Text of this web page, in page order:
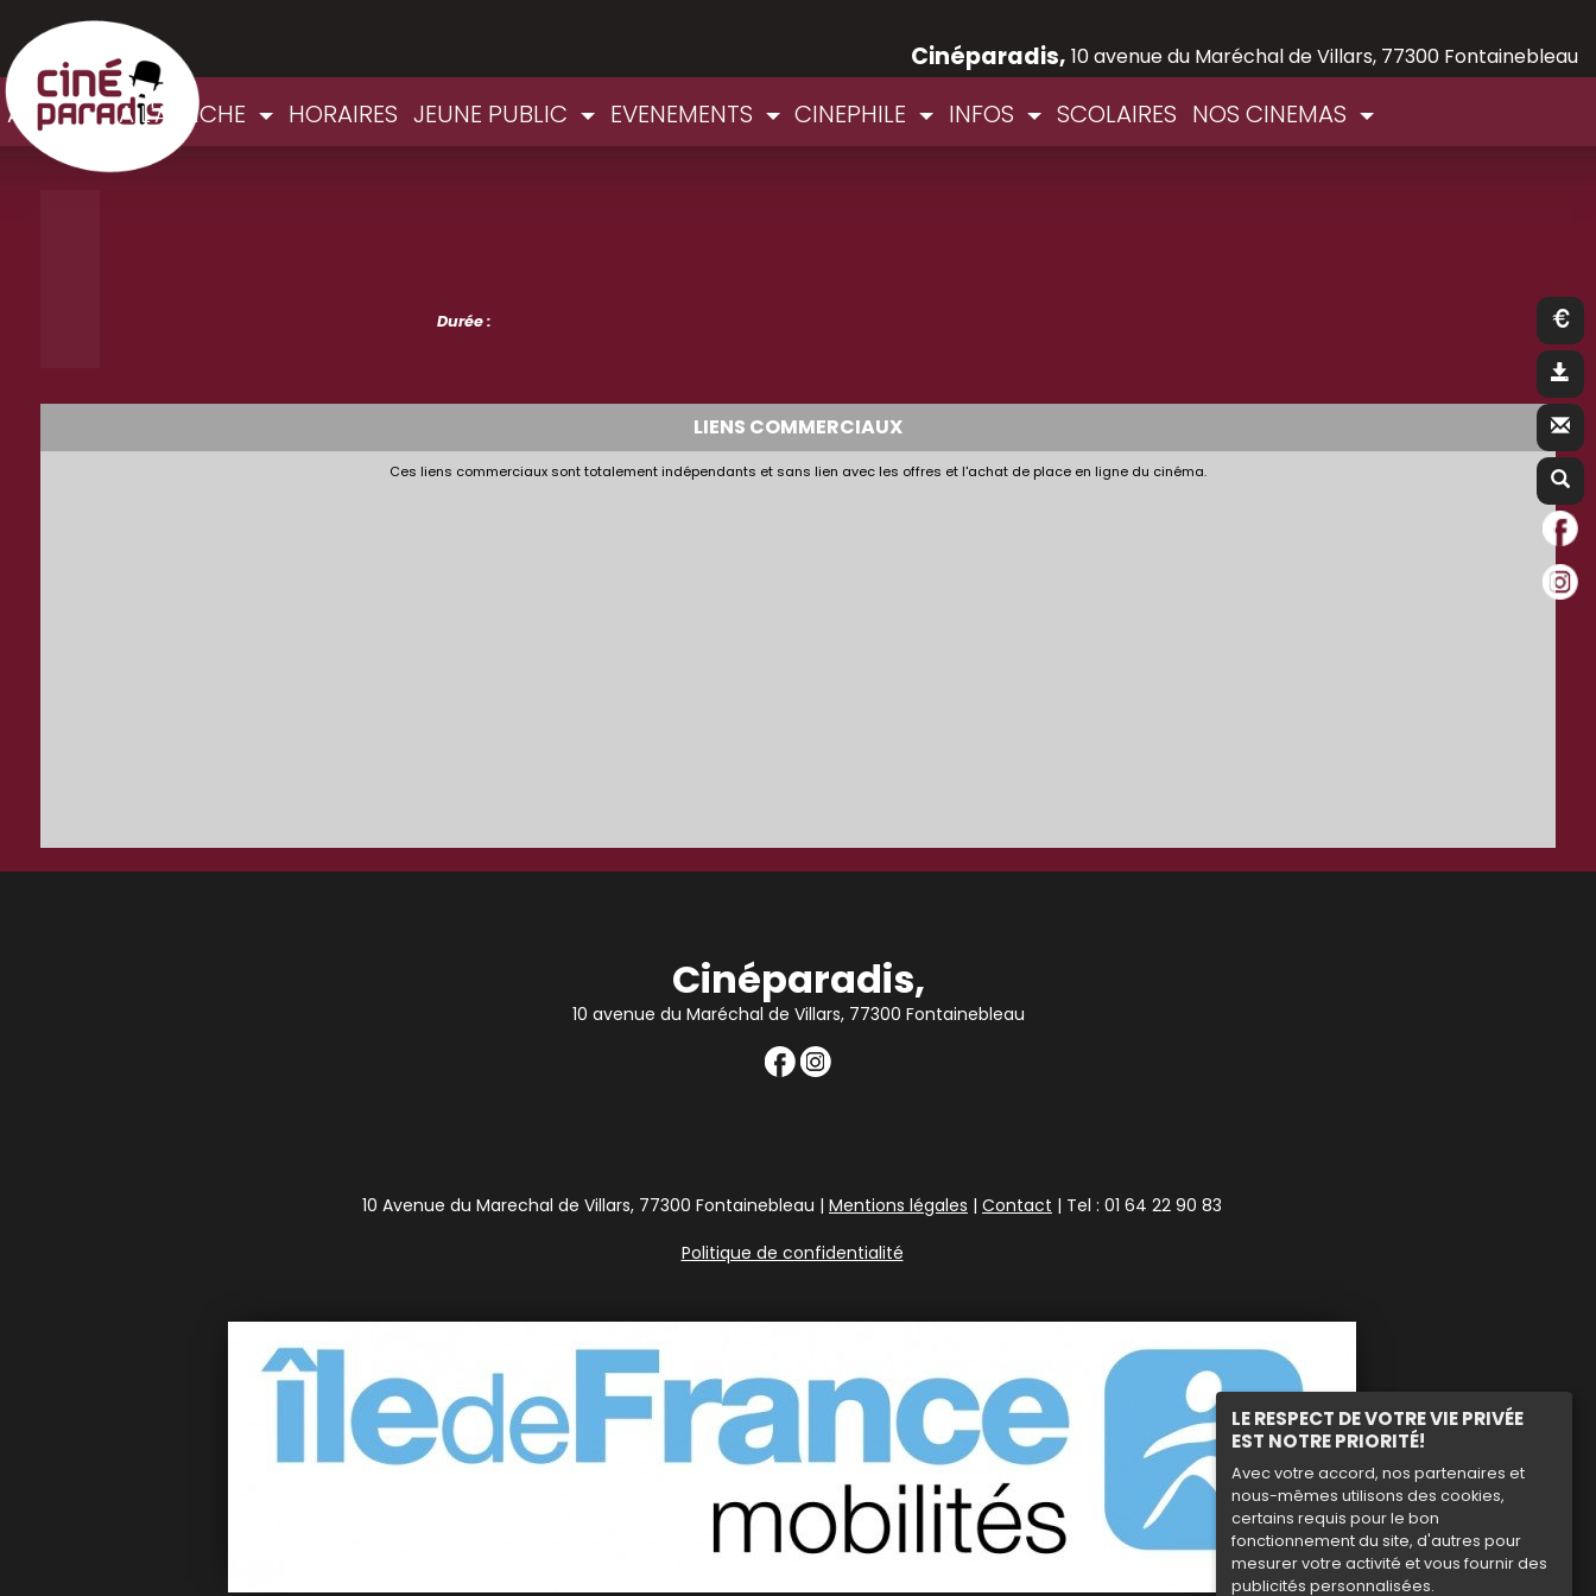
LE RESPECT DE VOTRE VIE PRIVÉE
EST NOTRE PRIORITÉ!
Avec votre accord, nos partenaires et
nous-mêmes utilisons des cookies,
certains requis pour le bon
fonctionnement du site, d'autres pour
mesurer votre activité et vous fournir des
publicités personnalisées.
Cinéparadis, 10 avenue du Maréchal de Villars, 77300 Fontainebleau
ACCUEIL A L'AFFICHE HORAIRES JEUNE PUBLIC EVENEMENTS CINEPHILE INFOS SCOLAIRES NOS CINEMAS
Durée :
LIENS COMMERCIAUX
Ces liens commerciaux sont totalement indépendants et sans lien avec les offres et l'achat de place en ligne du cinéma.
Cinéparadis,
10 avenue du Maréchal de Villars, 77300 Fontainebleau
10 Avenue du Marechal de Villars, 77300 Fontainebleau | Mentions légales | Contact | Tel : 01 64 22 90 83
Politique de confidentialité